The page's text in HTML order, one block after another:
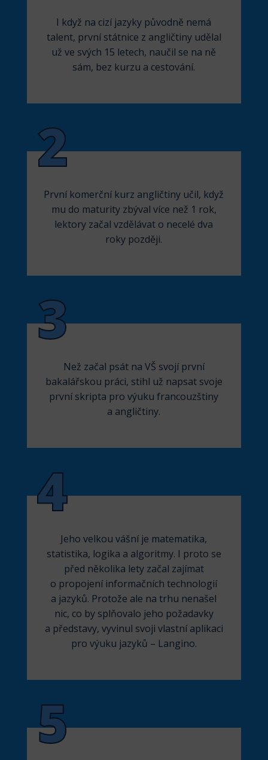
I když na cizí jazyky původně nemá
talent, první státnice z angličtiny udělal
už ve svých 15 letech, naučil se na ně
sám, bez kurzu a cestování.
2
První komerční kurz angličtiny učil, když
mu do maturity zbýval více než 1 rok,
lektory začal vzdělávat o necelé dva
roky později.
3
Než začal psát na VŠ svojí první
bakalářskou práci, stihl už napsat svoje
první skripta pro výuku francouzštiny
a angličtiny.
4
Jeho velkou vášní je matematika,
statistika, logika a algoritmy. I proto se
před několika lety začal zajímat
o propojení informačních technologií
a jazyků. Protože ale na trhu nenašel
nic, co by splňovalo jeho požadavky
a představy, vyvinul svoji vlastní aplikaci
pro výuku jazyků – Langino.
5